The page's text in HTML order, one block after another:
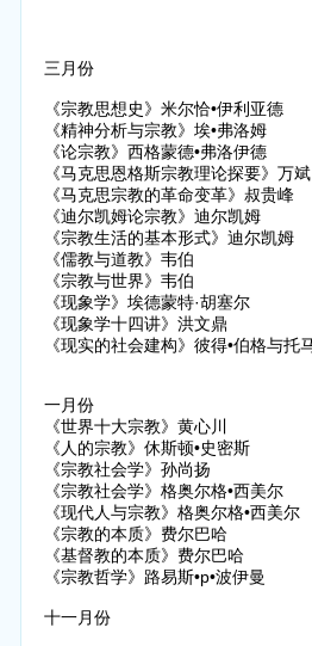
三月份
《宗教思想史》米尔恰•伊利亚德
《精神分析与宗教》埃•弗洛姆
《论宗教》西格蒙德•弗洛伊德
《马克思恩格斯宗教理论探要》万
《马克思宗教的革命变革》叔贵峰
《迪尔凯姆论宗教》迪尔凯姆
《宗教生活的基本形式》迪尔凯姆
《儒教与道教》韦伯
《宗教与世界》韦伯
《现象学》埃德蒙特·胡塞尔
《现象学十四讲》洪文鼎
《现实的社会建构》彼得•伯格与托
一月份
《世界十大宗教》黄心川
《人的宗教》休斯顿•史密斯
《宗教社会学》孙尚扬
《宗教社会学》格奥尔格•西美尔
《现代人与宗教》格奥尔格•西美尔
《宗教的本质》费尔巴哈
《基督教的本质》费尔巴哈
《宗教哲学》路易斯•p•波伊曼
十一月份